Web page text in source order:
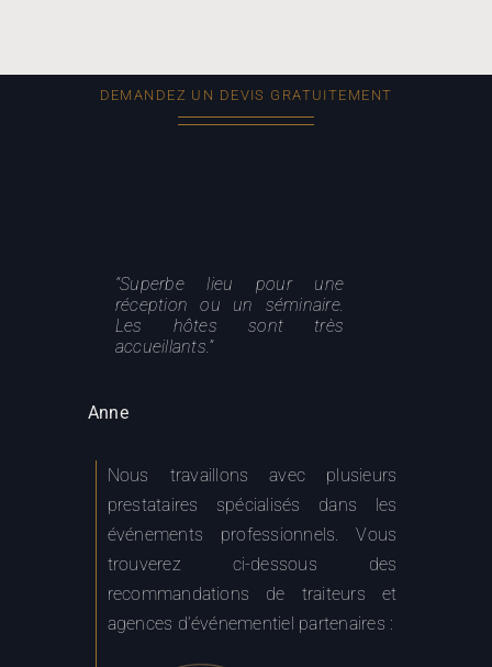
DEMANDEZ UN DEVIS GRATUITEMENT
réception ou un séminaire.
Les hôtes sont très
accueillants.”
accueillantes. Parc très bien
entretenu.”
réceptions somptueuses.”
Charlotte
prestataires spécialisés dans les
événements professionnels. Vous
trouverez ci-dessous des
recommandations de traiteurs et
agences d’événementiel partenaires :